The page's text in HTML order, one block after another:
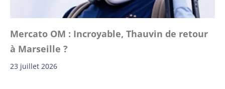
Mercato OM : Incroyable, Thauvin de retour
à Marseille ?
23 juillet 2026